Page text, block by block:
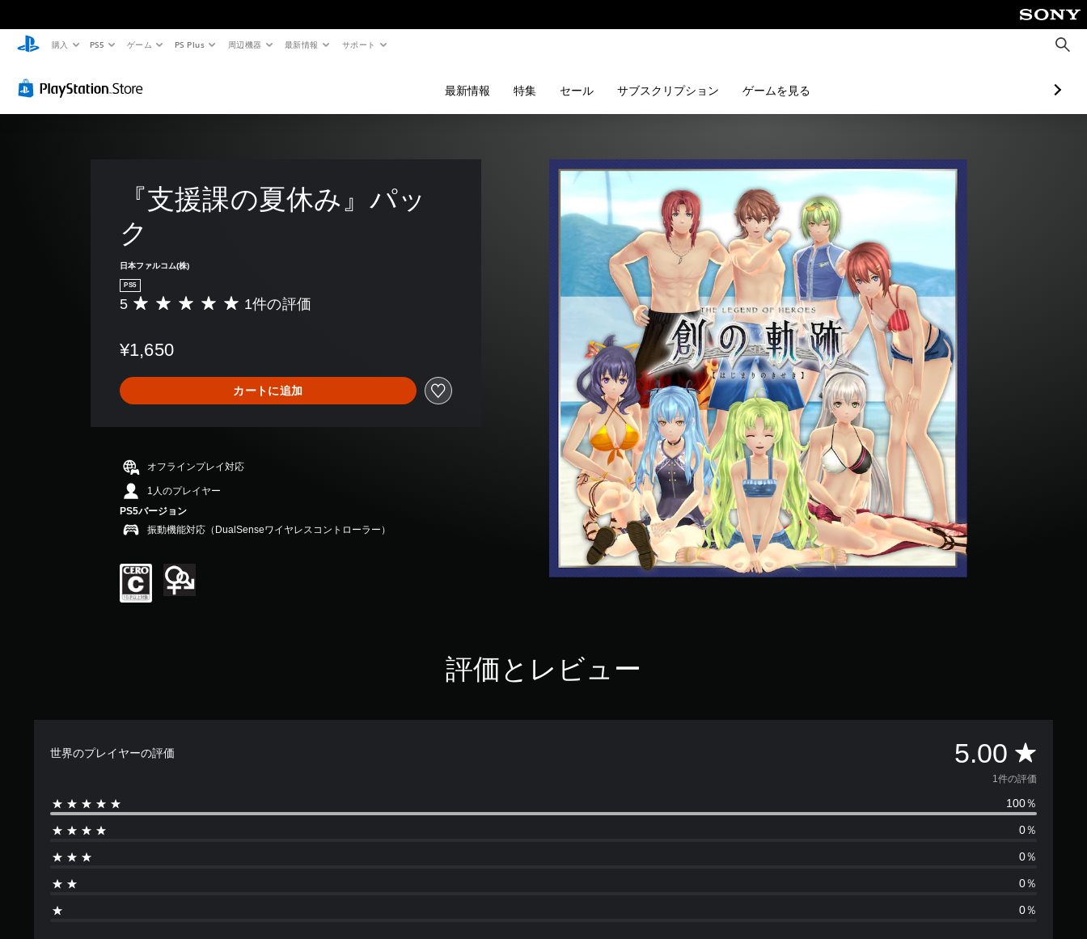
購入 PS5 ゲーム PS Plus 周辺機器 最新情報 サポート
検
索
最新情報 特集 セール サブスクリプション ゲームを見る
『支援課の夏休み』パッ
ク
日本ファルコム(株)
PS5
評
は
、
平
評
は
5
段
階
の
で
す
5 1件の評価
¥1,650
カートに追加
オフラインプレイ対応
1人のプレイヤー
PS5バージョン
振動機能対応（DualSenseワイヤレスコントローラー）
評価とレビュー
世界のプレイヤーの評価 5.00 評
価
数
は
1
、
1件の評価
100％
0％
0％
0％
0％